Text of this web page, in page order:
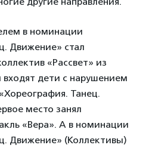
в номинации
Движение» стал
«Рассвет» из
входят дети с нарушением
Танец.
место занял
«Вера». А в номинации
Движение» (Коллективы)